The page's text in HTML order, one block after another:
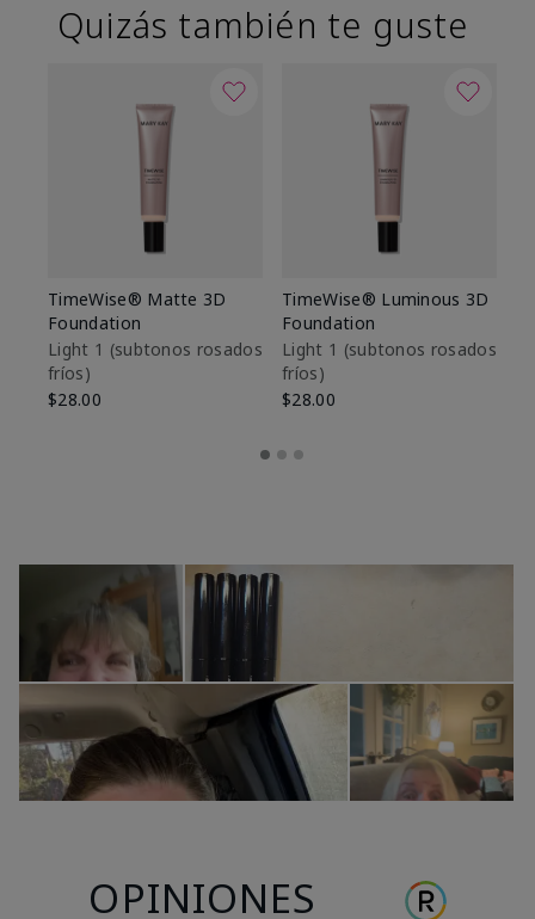
Quizás también te guste
TimeWise® Matte 3D
Foundation
Light 1​ (subtonos rosados
fríos)
$28.00
TimeWise® Luminous 3D
Foundation
Light 1​ (subtonos rosados
fríos)
$28.00
OPINIONES